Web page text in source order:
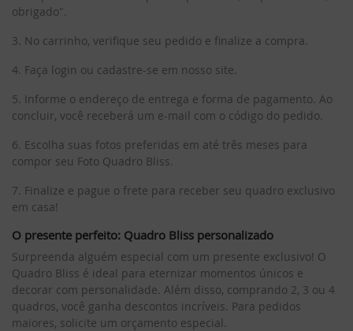
obrigado".
3. No carrinho, verifique seu pedido e finalize a compra.
4. Faça login ou cadastre-se em nosso site.
5. Informe o endereço de entrega e forma de pagamento. Ao
concluir, você receberá um e-mail com o código do pedido.
6. Escolha suas fotos preferidas em até três meses para
compor seu Foto Quadro Bliss.
7. Finalize e pague o frete para receber seu quadro exclusivo
em casa!
O presente perfeito: Quadro Bliss personalizado
Surpreenda alguém especial com um presente exclusivo! O
Quadro Bliss é ideal para eternizar momentos únicos e
decorar com personalidade. Além disso, comprando 2, 3 ou 4
quadros, você ganha descontos incríveis. Para pedidos
maiores, solicite um orçamento especial.